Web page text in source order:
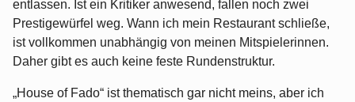
entlassen. Ist ein Kritiker anwesend, fallen noch zwei
Prestigewürfel weg. Wann ich mein Restaurant schließe,
ist vollkommen unabhängig von meinen Mitspielerinnen.
Daher gibt es auch keine feste Rundenstruktur.
„House of Fado“ ist thematisch gar nicht meins, aber ich